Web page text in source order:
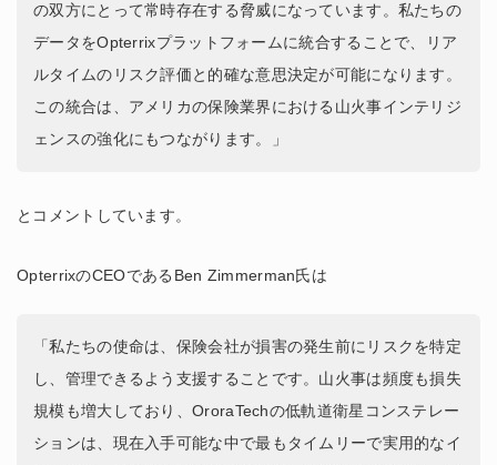
の双方にとって常時存在する脅威になっています。私たちの
データをOpterrixプラットフォームに統合することで、リア
ルタイムのリスク評価と的確な意思決定が可能になります。
この統合は、アメリカの保険業界における山火事インテリジ
ェンスの強化にもつながります。」
とコメントしています。
OpterrixのCEOであるBen Zimmerman氏は
「私たちの使命は、保険会社が損害の発生前にリスクを特定
し、管理できるよう支援することです。山火事は頻度も損失
規模も増大しており、OroraTechの低軌道衛星コンステレー
ションは、現在入手可能な中で最もタイムリーで実用的なイ